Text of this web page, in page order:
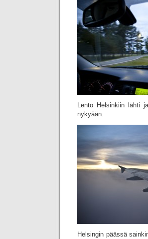
Lento Helsinkiin lähti
nykyään.
Helsingin päässä